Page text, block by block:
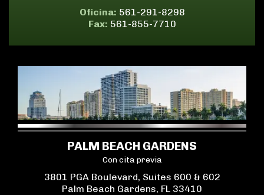
Oficina: 561-291-8298
Fax: 561-855-7710
PALM BEACH GARDENS
Con cita previa
3801 PGA Boulevard, Suites 600 & 602
Palm Beach Gardens, FL 33410